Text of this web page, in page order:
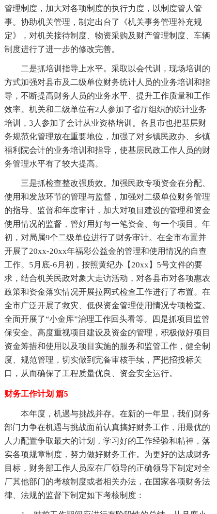
管理制度，加大对各项制度的执行力度，以制度管人管
事。协助机关管理，制定出台了《机关事务管理补充规
定》，对机关接待制度、物资采购及财产管理制度、车辆
制度进行了进一步的修改完善。
二是抓培训指导上水平。采取以会代训，现场培训的
方式加强对县市及二级单位财务统计人员的业务培训和指
导，不断提高财务人员的业务水平、提升工作质量和工作
效率。机关和二级单位有2人参加了省厅组织的统计业务
培训，3人参加了会计从业资格培训。各县市也把基层财
务规范化管理放在重要地位，加强了对乡镇民政办、乡镇
福利院会计的业务培训和指导，使基层民政工作人员的财
务管理水平有了较大提高。
三是抓检查整改强质效。加强民政专项资金在分配、
使用和发放环节的管理与监督，加强对二级单位财务管理
的指导、监督和年度审计，加大对项目建设的管理和资金
使用情况的监督，管好用好每一笔资金、每一个项目。年
初，对局属9个二级单位进行了财务审计。在全市布置并
开展了20xx-20xx年福彩公益金的管理和使用情况的自查
工作。5月底-6月初，按照黄纪办【20xx】5号文件的要
求，结合机关民政对象大走访活动，对各县市对各项惠农
政策和资金落实情况开展拉网式检查工作进行了布置。在
全市广泛开展了救灾、低保资金管理使用情况专项检查。
全面开展了“小金库”治理工作回头看等。四是抓项目监管
保安全。高度重视项目建设及资金的管理，积极做好项目
资金筹措和使用以及项目实施的服务和监管工作，健全制
度、规范管理，切实做到完备审核手续，严把招投标关
口，从而确保了工程质量优良、资金安全运行。
财务工作计划 篇5
本年度，机遇与挑战并存。在新的一年里，我们财务
部门力争在机遇与挑战面前认真搞好财务工作，用最优的
人力配置争取最大的计划，学习好的工作经验和精神，落
实各项规章制度，努力做好财务工作。为更好的达成财务
目标，财务部工作人员应在厂领导的正确领导下制定对全
厂其他部门的考核制度或者相关办法，在国家各项财务法
律、法规的监督下制定如下考核制度：